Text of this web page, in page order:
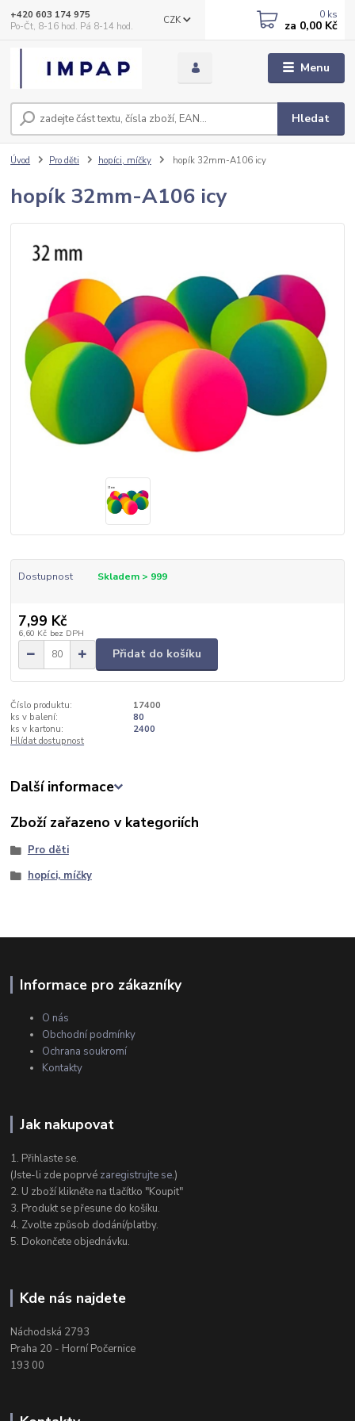
Menu
CZK
Hledat
+420 603 174 975
Po-Čt, 8-16 hod. Pá 8-14 hod.
0 ks
za 0,00 Kč
Úvod Pro děti hopíci, míčky hopík 32mm-A106 icy
hopík 32mm-A106 icy
Dostupnost Skladem > 999
7,99 Kč
6,60 Kč bez DPH
Přidat do košíku
Číslo produktu:
17400
ks v balení:
80
ks v kartonu:
2400
Hlídat dostupnost
Další informace
Zboží zařazeno v kategoriích
Pro děti
hopíci, míčky
Informace pro zákazníky
O nás
Obchodní podmínky
Ochrana soukromí
Kontakty
Jak nakupovat
1. Přihlaste se.
(Jste-li zde poprvé zaregistrujte se.)
2. U zboží klikněte na tlačítko "Koupit"
3. Produkt se přesune do košíku.
4. Zvolte způsob dodání/platby.
5. Dokončete objednávku.
Kde nás najdete
Náchodská 2793
Praha 20 - Horní Počernice
193 00